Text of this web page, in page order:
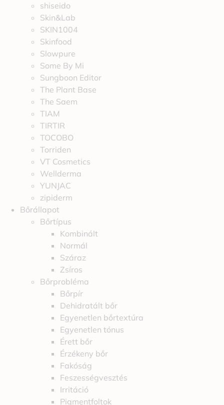
shiseido
Skin&Lab
SKIN1004
Skinfood
Slowpure
Some By Mi
Sungboon Editor
The Plant Base
The Saem
TIAM
TIRTIR
TOCOBO
Torriden
VT Cosmetics
Wellderma
YUNJAC
zipiderm
Bőrállapot
Bőrtípus
Kombinált
Normál
Száraz
Zsíros
Bőrprobléma
Bőrpír
Dehidratált bőr
Egyenetlen bőrtextúra
Egyenetlen tónus
Érett bőr
Érzékeny bőr
Fakóság
Feszességvesztés
Irritáció
Pigmentfoltok